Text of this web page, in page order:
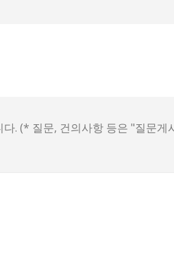
. (* 질문, 건의사항 등은 "질문게